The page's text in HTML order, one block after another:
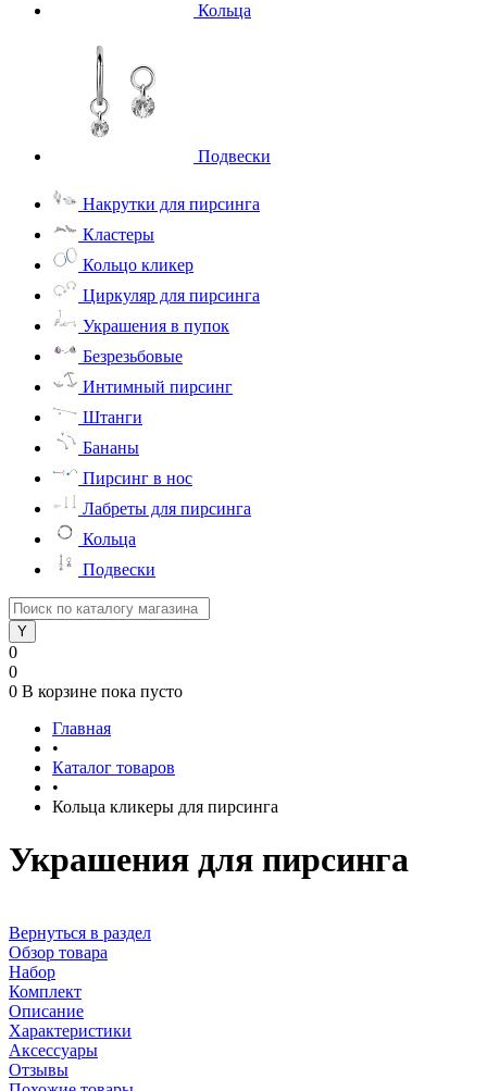
Кольца
Подвески
Накрутки для пирсинга
Кластеры
Кольцо кликер
Циркуляр для пирсинга
Украшения в пупок
Безрезьбовые
Интимный пирсинг
Штанги
Бананы
Пирсинг в нос
Лабреты для пирсинга
Кольца
Подвески
0
0
0 В корзине пока пусто
Главная
•
Каталог товаров
•
Кольца кликеры для пирсинга
Украшения для пирсинга
Вернуться в раздел
Обзор товара
Набор
Комплект
Описание
Характеристики
Аксессуары
Отзывы